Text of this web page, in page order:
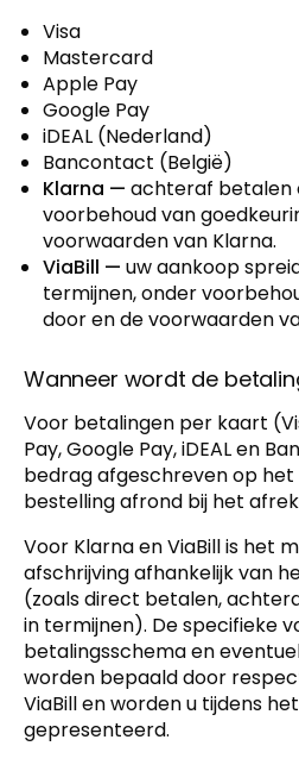
Visa
Mastercard
Apple Pay
Google Pay
iDEAL (Nederland)
Bancontact (België)
Klarna — achteraf betalen
voorbehoud van
voorwaarden van Klarna.
ViaBill — uw aankoop
termijnen, onder
door en de voorwaarden
Wanneer wordt de
Voor betalingen per kaart
Pay, Google Pay, iDEAL en
bedrag afgeschreven op
bestelling afrond bij het
Voor Klarna en ViaBill is het
afschrijving afhankelijk van
(zoals direct betalen,
in termijnen). De specifieke
betalingsschema en
worden bepaald door
ViaBill en worden u tijdens
gepresenteerd.